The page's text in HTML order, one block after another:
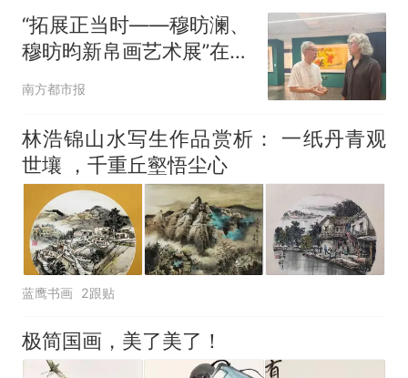
线一圈，还曾两次到中国寻根
5060元才肯搬上楼！女子傻眼
了……
视频丨只要一枚命中就能让航
母瘫痪 轰-6J实力有多强？
空调24小时开着反而更省电？
台风"白海豚"登陆 中心附近最
大风力14级
热 十多万人报名的考试，成绩
全部作废，公平么？
“拓展正当时——穆昉澜、
穆昉昀新帛画艺术展”在京
展出
南方都市报
林浩锦山水写生作品赏析： 一纸丹青观
世壤 ，千重丘壑悟尘心
蓝鹰书画 2跟贴
极简国画，美了美了！